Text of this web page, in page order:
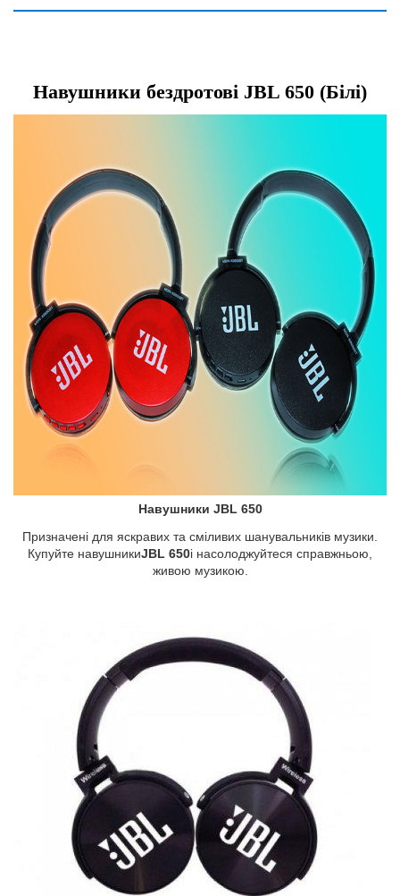
Навушники бездротові JBL 650 (Білі)
Навушники JBL 650
Призначені для яскравих та сміливих шанувальників музики.
Купуйте навушникиJBL 650і насолоджуйтеся справжньою,
живою музикою.